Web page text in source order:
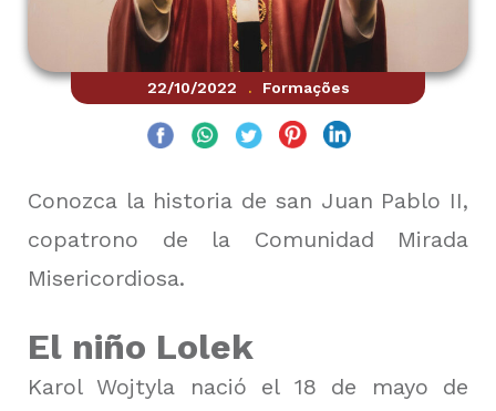
22/10/2022 . Formações
Conozca la historia de san Juan Pablo II,
copatrono de la Comunidad Mirada
Misericordiosa.
El niño Lolek
Karol Wojtyla nació el 18 de mayo de